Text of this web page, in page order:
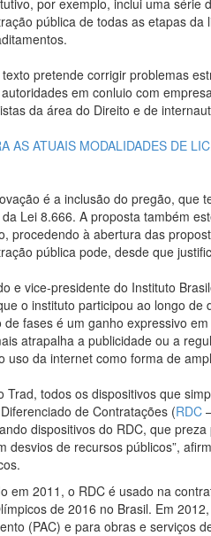
por exemplo, inclui uma série
pública de todas as etapas
texto pretende corrigir problemas
em conluio com
da área do Direito e de
AS ATUAIS MODALIDADES DE
é a inclusão do pregão, que
da Lei 8.666. A proposta também
procedendo à abertura das
pública pode, desde que
e vice-presidente do Instituto
o instituto participou ao longo
de fases é um ganho expressivo
atrapalha a publicidade ou a
uso da internet como forma de
Trad, todos os dispositivos que
de Contratações (RDC
dispositivos do RDC, que
desvios de recursos públicos”,
em 2011, o RDC é usado na
de 2016 no Brasil. Em
(PAC) e para obras e serviços